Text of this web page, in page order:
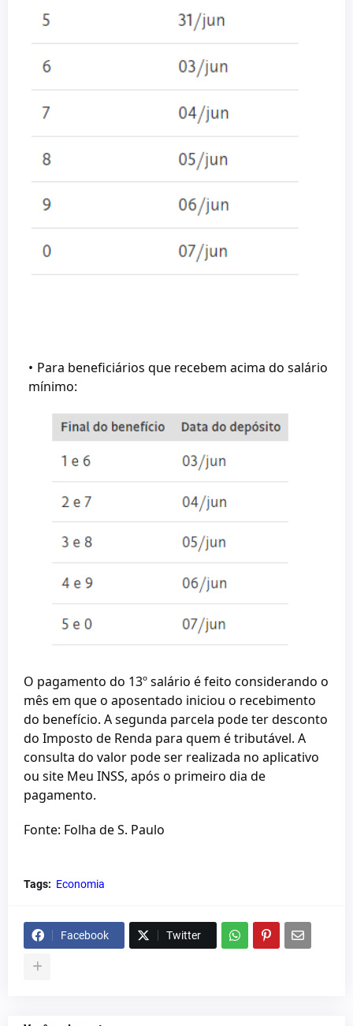
Para beneficiários que recebem acima do salário
mínimo:
O pagamento do 13º salário é feito considerando o
mês em que o aposentado iniciou o recebimento
do benefício. A segunda parcela pode ter desconto
do Imposto de Renda para quem é tributável. A
consulta do valor pode ser realizada no aplicativo
ou site Meu INSS, após o primeiro dia de
pagamento.
Fonte: Folha de S. Paulo
Tags: Economia
Facebook Twitter